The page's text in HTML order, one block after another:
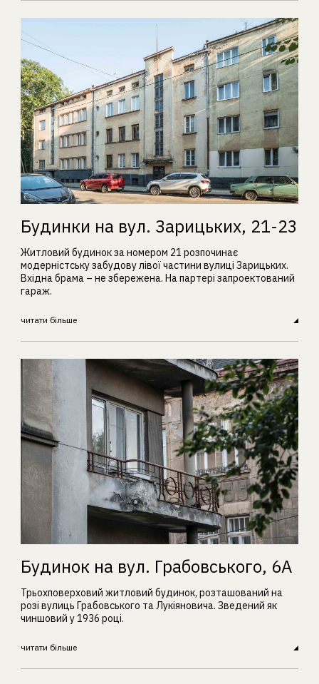
Будинки на вул. Зарицьких, 21-23
Житловий будинок за номером 21 розпочинає
модерністську забудову лівої частини вулиці Зарицьких.
Вхідна брама – не збережена. На партері запроектований
гараж.
читати більше
Будинок на вул. Грабовського, 6А
Трьохповерховий житловий будинок, розташований на
розі вулиць Грабовського та Лукіяновича. Зведений як
чиншовий у 1936 році.
читати більше